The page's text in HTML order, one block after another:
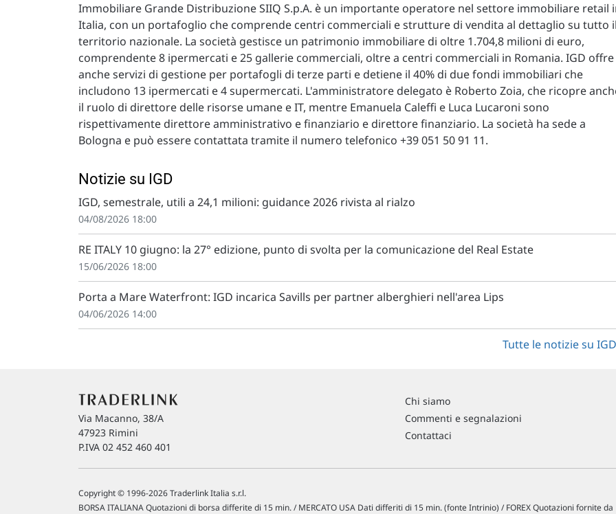
Immobiliare Grande Distribuzione SIIQ S.p.A. è un importante operatore nel settore immobiliare retail
Italia, con un portafoglio che comprende centri commerciali e strutture di vendita al dettaglio su tutto
territorio nazionale. La società gestisce un patrimonio immobiliare di oltre 1.704,8 milioni di euro,
comprendente 8 ipermercati e 25 gallerie commerciali, oltre a centri commerciali in Romania. IGD offre
anche servizi di gestione per portafogli di terze parti e detiene il 40% di due fondi immobiliari che
includono 13 ipermercati e 4 supermercati. L'amministratore delegato è Roberto Zoia, che ricopre
il ruolo di direttore delle risorse umane e IT, mentre Emanuela Caleffi e Luca Lucaroni sono
rispettivamente direttore amministrativo e finanziario e direttore finanziario. La società ha sede a
Bologna e può essere contattata tramite il numero telefonico +39 051 50 91 11.
Notizie su IGD
IGD, semestrale, utili a 24,1 milioni: guidance 2026 rivista al rialzo
04/08/2026 18:00
RE ITALY 10 giugno: la 27° edizione, punto di svolta per la comunicazione del Real Estate
15/06/2026 18:00
Porta a Mare Waterfront: IGD incarica Savills per partner alberghieri nell'area Lips
04/06/2026 14:00
Tutte le notizie su IGD
Via Macanno, 38/A
47923 Rimini
P.IVA 02 452 460 401
Chi siamo
Commenti e segnalazioni
Contattaci
Copyright © 1996-2026 Traderlink Italia s.r.l.
BORSA ITALIANA Quotazioni di borsa differite di 15 min. / MERCATO USA Dati differiti di 15 min. (fonte Intrinio) / FOREX Quotazioni fornite da